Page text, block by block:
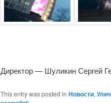
Директор — Шуликин Сергей
This entry was posted in Новости,